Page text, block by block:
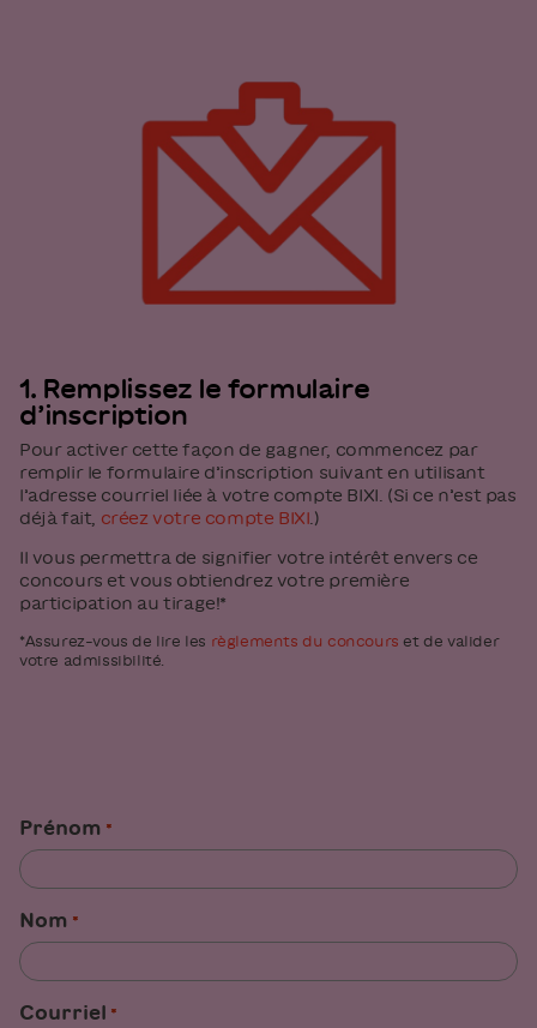
1. Remplissez le formulaire
d’inscription
Pour activer cette façon de gagner, commencez par
remplir le formulaire d’inscription suivant en utilisant
l’adresse courriel liée à votre compte BIXI. (Si ce n’est pas
déjà fait, créez votre compte BIXI .)
Il vous permettra de signifier votre intérêt envers ce
concours et vous obtiendrez votre première
participation au tirage!*
*Assurez-vous de lire les règlements du concours et de valider
votre admissibilité.
«*» indique les champs nécessaires
Prénom *
Nom *
Courriel *